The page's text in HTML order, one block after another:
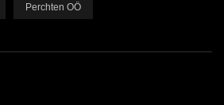
Perchten OÖ